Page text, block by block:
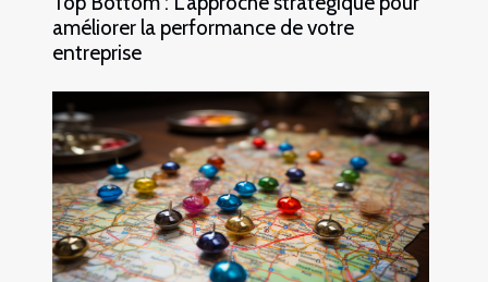
améliorer la performance de votre
entreprise